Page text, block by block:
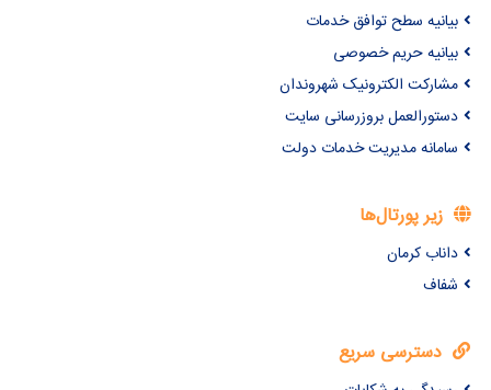
بیانیه سطح توافق خدمات
بیانیه حریم خصوصی
مشارکت الکترونیک شهروندان
دستورالعمل بروزرسانی سایت
سامانه مدیریت خدمات دولت
زیر پورتال‌ها
داناب کرمان
شفاف
دسترسی سریع